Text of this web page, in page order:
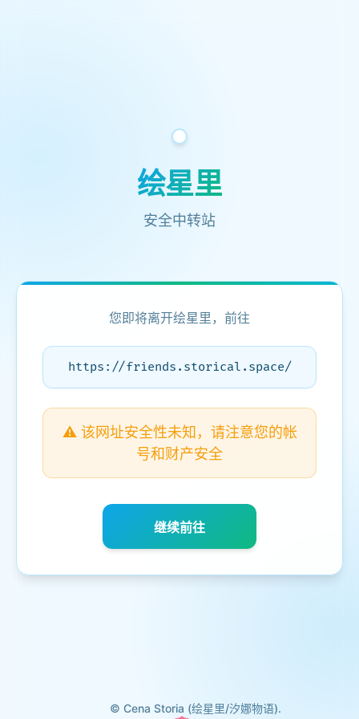
绘星里
安全中转站
您即将离开绘星里，前往
https://friends.storical.space/
⚠️ 该网址安全性未知，请注意您的帐
号和财产安全
继续前往
© Cena Storia (绘星里/汐娜物语).